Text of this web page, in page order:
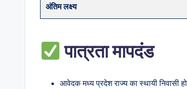
अंतिम लक्ष्य
पात्रता मापदंड
आवेदक मध्य प्रदेश राज्य का स्थायी निवासी